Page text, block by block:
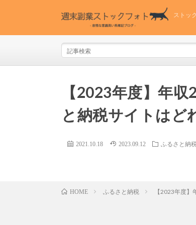
ストッ
【2023年度】年
と納税サイトはど
2021.10.18 2023.09.12 ふるさと納税
HOME ふるさと納税 【2023年度